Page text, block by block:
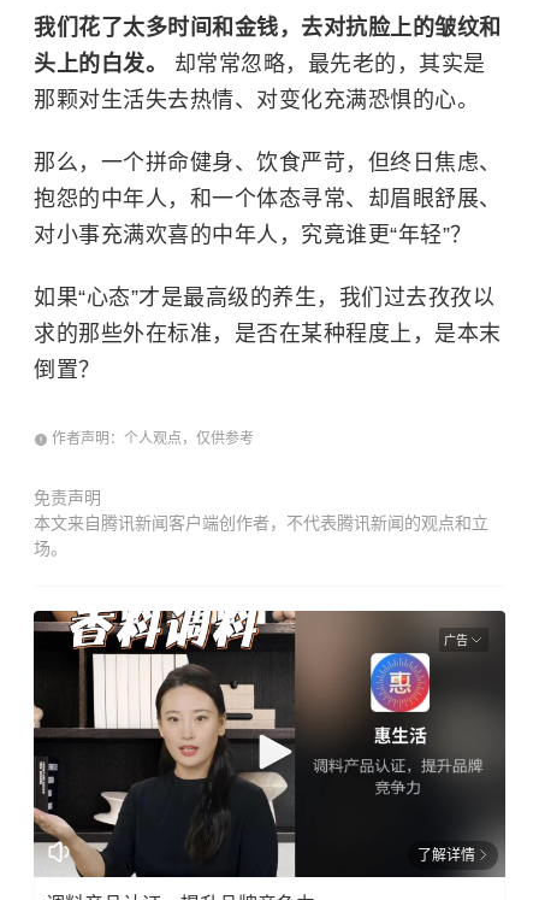
我们花了太多时间和金钱，去对抗脸上的皱纹和
头上的白发。 却常常忽略，最先老的，其实是
那颗对生活失去热情、对变化充满恐惧的心。
那么，一个拼命健身、饮食严苛，但终日焦虑、
抱怨的中年人，和一个体态寻常、却眉眼舒展、
对小事充满欢喜的中年人，究竟谁更“年轻”？
如果“心态”才是最高级的养生，我们过去孜孜以
求的那些外在标准，是否在某种程度上，是本末
倒置？
作者声明：个人观点，仅供参考
免责声明
本文来自腾讯新闻客户端创作者，不代表腾讯新闻的观点和立
场。
广告
了解详情